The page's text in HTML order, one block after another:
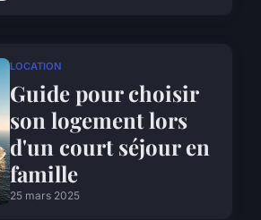
LOCATION
Guide pour choisir
son logement lors
d'un court séjour en
famille
25 mars 2025